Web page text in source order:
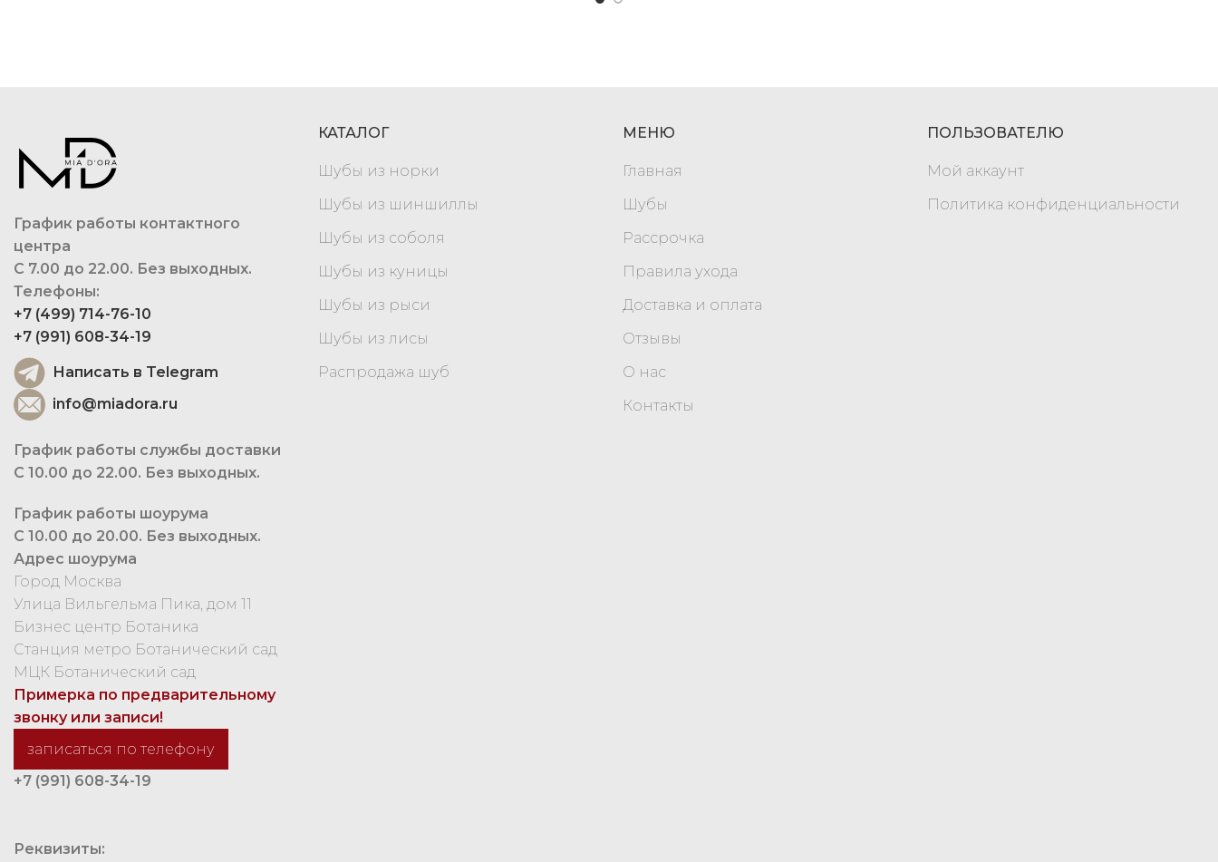
График работы контактного
центра
С 7.00 до 22.00. Без выходных.
Телефоны:
+7 (499) 714-76-10
+7 (991) 608-34-19
Написать в Telegram
info@miadora.ru
График работы службы доставки
С 10.00 до 22.00. Без выходных.
График работы шоурума
С 10.00 до 20.00. Без выходных.
Адрес шоурума
Город Москва
Улица Вильгельма Пика, дом 11
Бизнес центр Ботаника
Станция метро Ботанический сад
МЦК Ботанический сад
Примерка по предварительному
звонку или записи!
записаться по телефону
+7 (991) 608-34-19
Реквизиты:
КАТАЛОГ
Шубы из норки
Шубы из шиншиллы
Шубы из соболя
Шубы из куницы
Шубы из рыси
Шубы из лисы
Распродажа шуб
МЕНЮ
Главная
Шубы
Рассрочка
Правила ухода
Доставка и оплата
Отзывы
О нас
Контакты
ПОЛЬЗОВАТЕЛЮ
Мой аккаунт
Политика конфиденциальности